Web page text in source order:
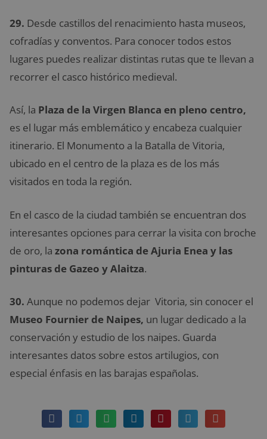
29. Desde castillos del renacimiento hasta museos,
cofradías y conventos. Para conocer todos estos
lugares puedes realizar distintas rutas que te llevan a
recorrer el casco histórico medieval.
Así, la Plaza de la Virgen Blanca en pleno centro,
es el lugar más emblemático y encabeza cualquier
itinerario. El Monumento a la Batalla de Vitoria,
ubicado en el centro de la plaza es de los más
visitados en toda la región.
En el casco de la ciudad también se encuentran dos
interesantes opciones para cerrar la visita con broche
de oro, la zona romántica de Ajuria Enea y las
pinturas de Gazeo y Alaitza.
30. Aunque no podemos dejar Vitoria, sin conocer el
Museo Fournier de Naipes, un lugar dedicado a la
conservación y estudio de los naipes. Guarda
interesantes datos sobre estos artilugios, con
especial énfasis en las barajas españolas.